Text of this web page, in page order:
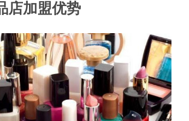
店加盟优势